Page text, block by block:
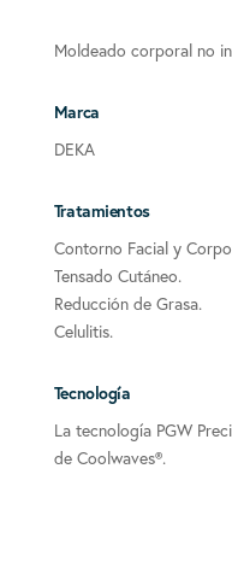
Moldeado corporal no
Marca
DEKA
Tratamientos
Contorno Facial y
Tensado Cutáneo.
Reducción de Grasa.
Celulitis.
Tecnología
La tecnología PGW
de Coolwaves®.